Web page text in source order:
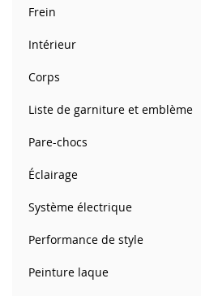
Frein
Intérieur
Corps
Liste de garniture et emblème
Pare-chocs
Éclairage
Système électrique
Performance de style
Peinture laque